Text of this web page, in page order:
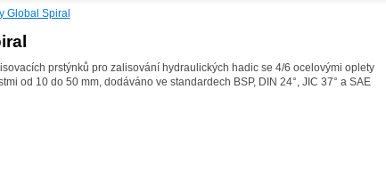
Global Spiral
prstýnků pro zalisování hydraulických hadic se 4/6 ocelovými oplety
od 10 do 50 mm, dodáváno ve standardech BSP, DIN 24°, JIC 37° a SAE